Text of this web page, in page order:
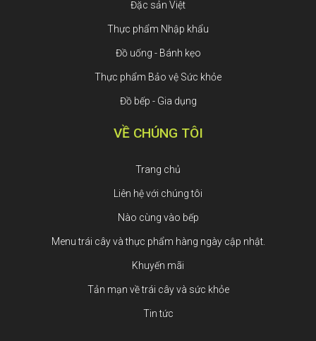
Đặc sản Việt
Thực phẩm Nhập khẩu
Đồ uống - Bánh kẹo
Thực phẩm Bảo vệ Sức khỏe
Đồ bếp - Gia dụng
VỀ CHÚNG TÔI
Trang chủ
Liên hệ với chúng tôi
Nào cùng vào bếp
Menu trái cây và thực phẩm hàng ngày cập nhật.
Khuyến mãi
Tản mạn về trái cây và sức khỏe
Tin tức